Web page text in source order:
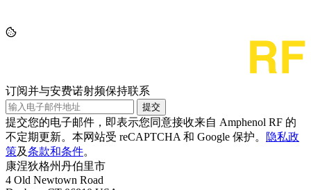
订阅并与安费诺射频保持联系
提交
提交您的电子邮件，即表示您同意接收来自 Amphenol RF 的
不定期更新。本网站受 reCAPTCHA 和 Google 保护。
隐私政
策及条款和条件。
康涅狄格州丹伯里市
4 Old Newtown Road